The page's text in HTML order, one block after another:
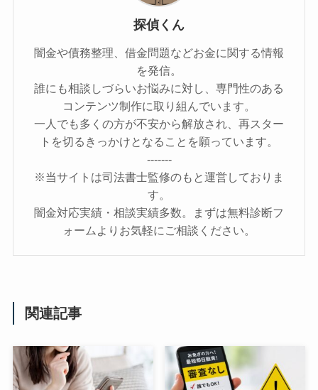
探偵くん
闇金や債務整理、借金問題などお金に関する情報
を発信。
誰にも相談しづらいお悩みに対し、専門性のある
コンテンツ制作に取り組んでいます。
一人でも多くの方が不安から解放され、再スター
トを切るきっかけとなることを願っています。
-------
※当サイトは司法書士監修のもと運営しておりま
す。
闇金対応実績・相談実績多数。まずは無料診断フ
ォームよりお気軽にご相談ください。
関連記事